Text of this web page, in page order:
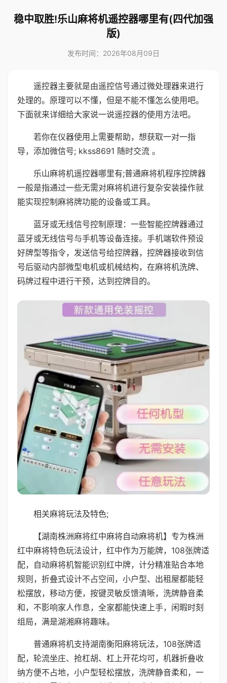
稳中取胜!乐山麻将机遥控器哪里有(四代加强
版)
发布时间：2026年08月09日
遥控器主要就是由遥控信号通过微处理器来进行
处理的。原理可以不懂，但是不能不懂怎么使用吧。
下面就来详细给大家说一说遥控器的使用方法吧。
若你在仪器使用上需要帮助，想获取一对一指
导，添加微信号; kkss8691 随时交流 。
乐山麻将机遥控器哪里有;普通麻将机程序控牌器
一般是指通过一些无需对麻将机进行复杂安装操作就
能实现控制麻将牌功能的设备或工具。
蓝牙或无线信号控制原理：一些智能控牌器通过
蓝牙或无线信号与手机等设备连接。手机端软件预设
好牌型等指令，发送信号给控牌器，控牌器接收到信
号后驱动内部微型电机或机械结构，在麻将机洗牌、
码牌过程中进行干预，达到控牌目的。
相关麻将玩法及特色;
【湖南株洲麻将红中麻将自动麻将机】专为株洲
红中麻将特色玩法设计，红中作为万能牌，108张牌适
配，自动麻将机智能识别红中牌，计分精准贴合本地
规则，折叠式设计不占空间，小户型、出租屋都能轻
松摆放，移动方便，按键灵敏反馈清晰，洗牌静音柔
和，不影响家人作息，全家都能快速上手，闲暇时刻
组局，满是湖湘麻将趣味。
普通麻将机支持湖南衡阳麻将玩法，108张牌适
配，轮流坐庄、抢杠胡、杠上开花均可，机器折叠收
纳方便不占地，小户型轻松摆放，洗牌静音柔和，一